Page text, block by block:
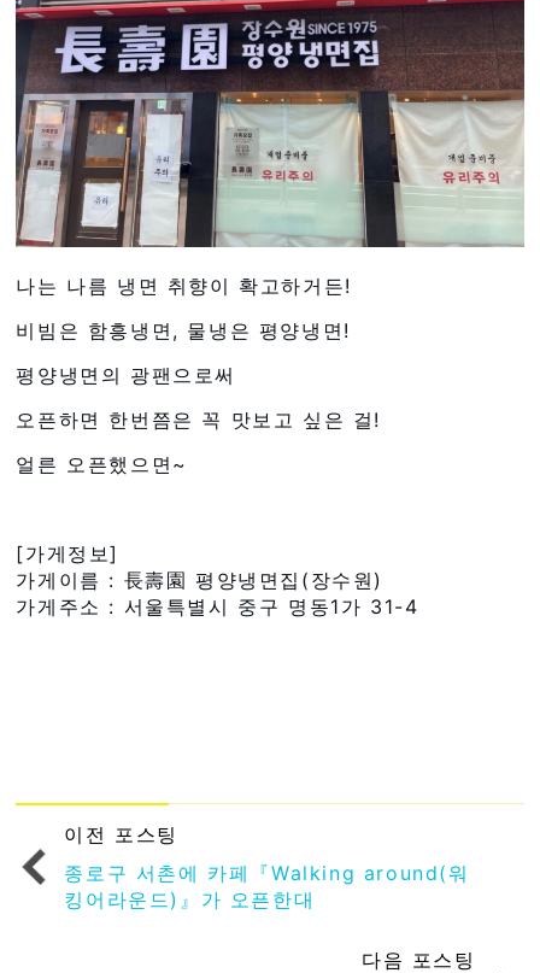
나는 나름 냉면 취향이 확고하거든!
비빔은 함흥냉면, 물냉은 평양냉면!
평양냉면의 광팬으로써
오픈하면 한번쯤은 꼭 맛보고 싶은 걸!
얼른 오픈했으면~
[가게정보]
가게이름 : 長壽園 평양냉면집(장수원)
가게주소 : 서울특별시 중구 명동1가 31-4
이전 포스팅
종로구 서촌에 카페『Walking around(워
킹어라운드)』가 오픈한대
다음 포스팅